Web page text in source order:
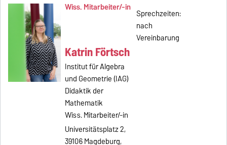
Wiss. Mitarbeiter/-in
Katrin Förtsch
Institut für Algebra
und Geometrie (IAG)
Didaktik der
Mathematik
Wiss. Mitarbeiter/-in
Universitätsplatz 2,
39106 Magdeburg,
Sprechzeiten:
nach
Vereinbarung